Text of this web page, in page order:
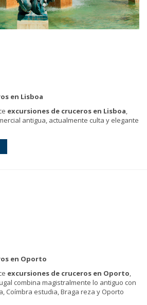
en Lisboa
excursiones de cruceros en Lisboa,
antigua, actualmente culta y elegante
en Oporto
excursiones de cruceros en Oporto,
combina magistralmente lo antiguo con
Coímbra estudia, Braga reza y Oporto